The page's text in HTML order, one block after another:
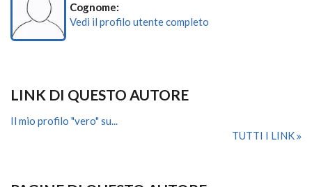
Cognome:
Vedi il profilo utente completo
LINK DI QUESTO AUTORE
Il mio profilo "vero" su...
TUTTI I LINK